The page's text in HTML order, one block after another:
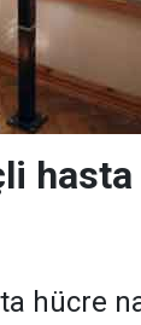
hücre